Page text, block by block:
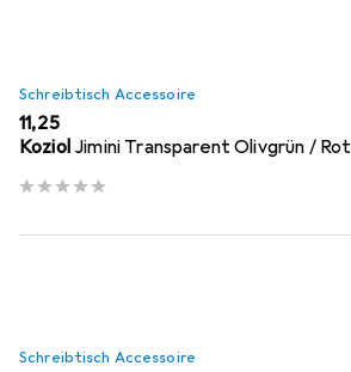
Schreibtisch Accessoire
EUR
11,25
Koziol Jimini Transparent Olivgrün / Rot
Schreibtisch Accessoire